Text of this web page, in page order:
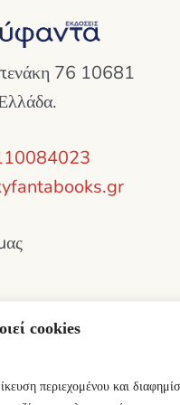
cookies
περιεχομένου και
76 10681